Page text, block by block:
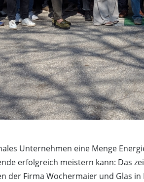
Unternehmen eine Menge
erfolgreich meistern kann: Das
der Firma Wochermaier und Glas